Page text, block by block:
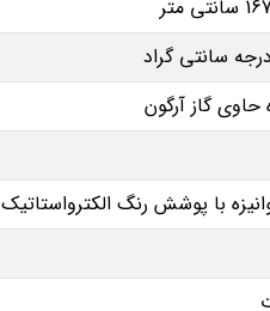
حاوی گاز آرگون
با پوشش رنگ الکترواستاتیک